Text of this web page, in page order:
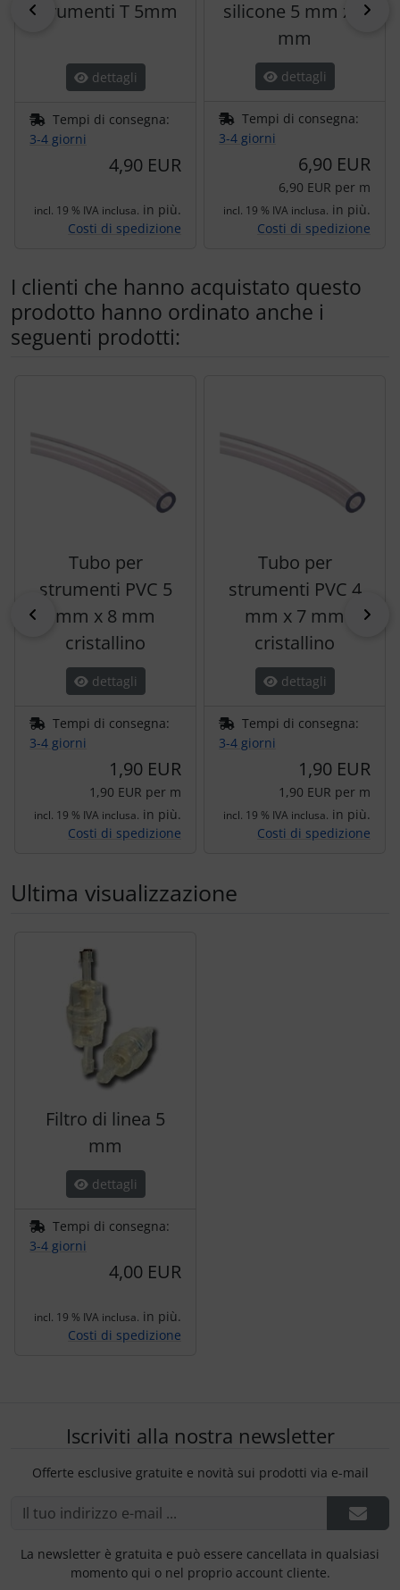
indietro
strumenti T 5mm
dettagli
Tempi di consegna:
3-4 giorni
4,90 EUR
incl. 19 % IVA inclusa. in più.
Costi di spedizione
silicone 5 mm x 9
mm
dettagli
Tempi di consegna:
3-4 giorni
6,90 EUR
6,90 EUR per m
incl. 19 % IVA inclusa. in più.
Costi di spedizione
I clienti che hanno acquistato questo
prodotto hanno ordinato anche i
seguenti prodotti:
indietro
Tubo per
strumenti PVC 5
mm x 8 mm
cristallino
dettagli
Tempi di consegna:
3-4 giorni
1,90 EUR
1,90 EUR per m
incl. 19 % IVA inclusa. in più.
Costi di spedizione
Tubo per
strumenti PVC 4
mm x 7 mm
cristallino
dettagli
Tempi di consegna:
3-4 giorni
1,90 EUR
1,90 EUR per m
incl. 19 % IVA inclusa. in più.
Costi di spedizione
Ultima visualizzazione
Filtro di linea 5
mm
dettagli
Tempi di consegna:
3-4 giorni
4,00 EUR
incl. 19 % IVA inclusa. in più.
Costi di spedizione
Iscriviti alla nostra newsletter
Offerte esclusive gratuite e novità sui prodotti via e-mail
La newsletter è gratuita e può essere cancellata in qualsiasi
momento qui o nel proprio account cliente.